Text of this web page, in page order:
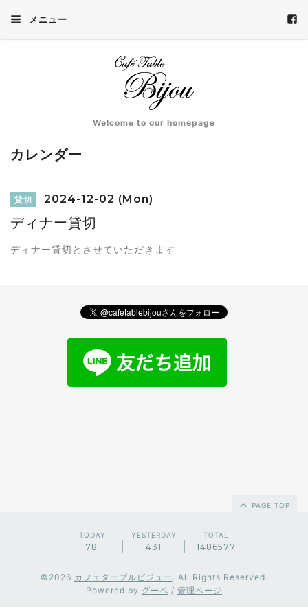
メニュー
Welcome to our homepage
カレンダー
貸切 2024-12-02 (Mon)
ディナー貸切
ディナー貸切とさせていただきます
PAGE TOP
TODAY
78
YESTERDAY
431
TOTAL
1486577
©2026 カフェターブルビジュー . All Rights Reserved.
Powered by グーペ / 管理ページ